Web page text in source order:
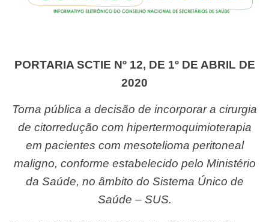
PORTARIA SCTIE Nº 12, DE 1º DE ABRIL DE
2020
Torna pública a decisão de incorporar a cirurgia
de citorredução com hipertermoquimioterapia
em pacientes com mesotelioma peritoneal
maligno, conforme estabelecido pelo Ministério
da Saúde, no âmbito do Sistema Único de
Saúde – SUS.